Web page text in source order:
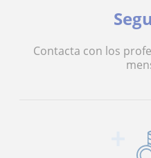
Contacta con los